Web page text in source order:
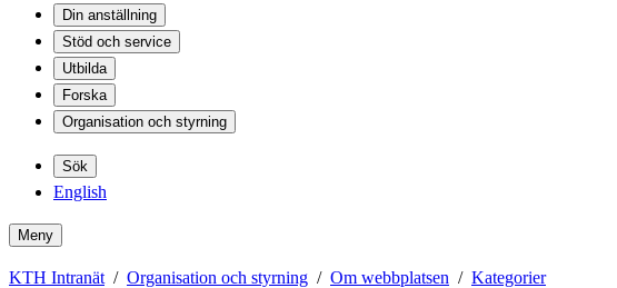
Din anställning
Stöd och service
Utbilda
Forska
Organisation och styrning
Sök
English
Meny
KTH Intranät Organisation och styrning Om webbplatsen Kategorier